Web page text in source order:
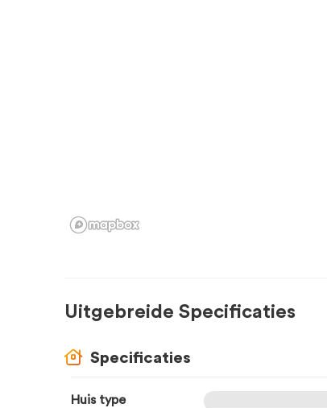
Uitgebreide Specificaties
Specificaties
Huis type